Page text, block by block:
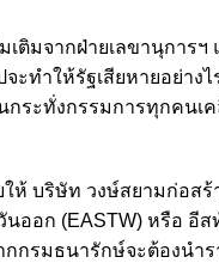
เติมจากฝ่ายเลขานุการ
ทำให้รัฐเสียหายอย่างไ
ระทั่งกรรมการทุกคนเค
บริษัท วงษ์สยามก่อสร้
อก (EASTW) หรือ อีส
กรมธนารักษ์จะต้องนำ